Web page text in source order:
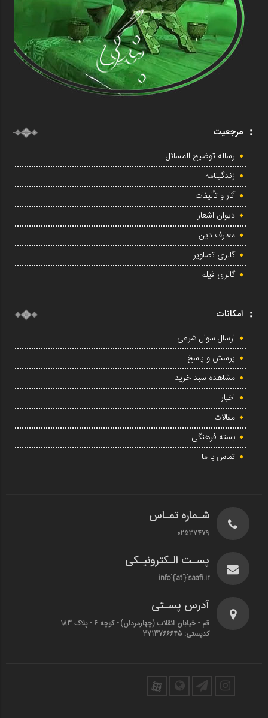
مرجعیت
رساله توضیح المسائل
زندگینامه
آثار و تألیفات
دیوان اشعار
معارف دین
گالری تصاویر
گالری فیلم
امکانات
ارسال سوال شرعی
پرسش و پاسخ
مشاهده سبد خرید
اخبار
مقالات
بسته فرهنگی
تماس با ما
شـماره تمـاس
02537479
پسـت الـکترونیـکی
info`{`at`}`saafi.ir
آدرس پسـتی
قم - خیابان انقلاب (چهارمردان)‌ - کوچه 6 - پلاک 183
کدپستی: 3713766645